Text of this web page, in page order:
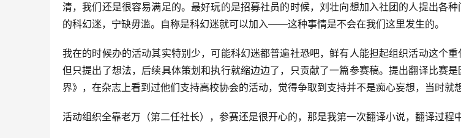
清，我们还是很容易满足的。最好玩的是招募社员的时候，刘壮向想加入社团的人提出各
的科幻迷，宁缺毋滥。自称是科幻迷就可以加入——这种事情是不会在我们这里发生的。
我在的时候办的活动其实特别少，可能科幻迷都普遍社恐吧，鲜有人能担起组织活动这个重
但只提出了想法，后续具体策划和执行就缩边边了，只贡献了一篇参赛稿。提出翻译比赛
界》，在杂志上看到过他们支持高校协会的活动，觉得争取到支持并不是痴心妄想，当时就
活动组织全靠老万（第二任社长），参赛还是很开心的，那是我第一次翻译小说，翻译过程